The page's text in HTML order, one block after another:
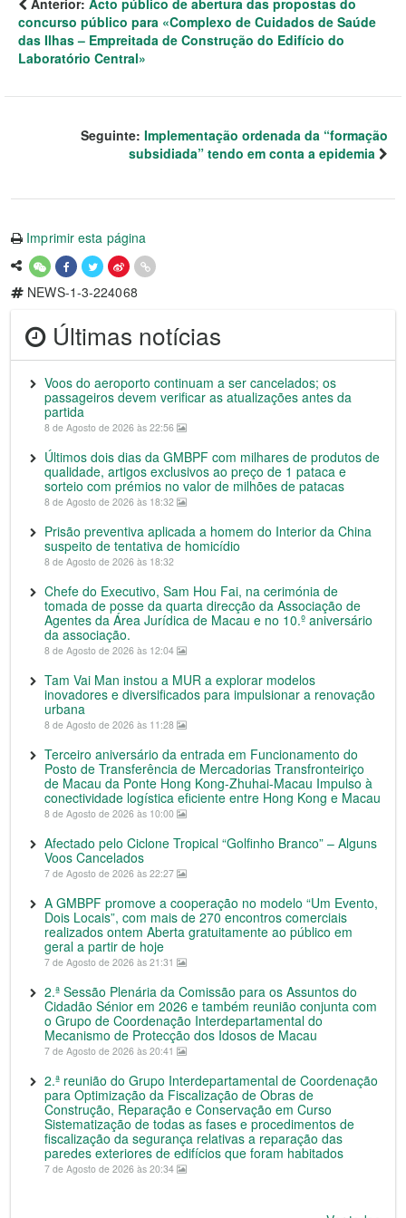
Anterior: Acto público de abertura das propostas do
concurso público para «Complexo de Cuidados de Saúde
das Ilhas – Empreitada de Construção do Edifício do
Laboratório Central»
Seguinte: Implementação ordenada da “formação
subsidiada” tendo em conta a epidemia
Imprimir esta página
NEWS-1-3-224068
Últimas notícias
Voos do aeroporto continuam a ser cancelados; os
passageiros devem verificar as atualizações antes da
partida
8 de Agosto de 2026 às 22:56
Últimos dois dias da GMBPF com milhares de produtos de
qualidade, artigos exclusivos ao preço de 1 pataca e
sorteio com prémios no valor de milhões de patacas
8 de Agosto de 2026 às 18:32
Prisão preventiva aplicada a homem do Interior da China
suspeito de tentativa de homicídio
8 de Agosto de 2026 às 18:32
Chefe do Executivo, Sam Hou Fai, na cerimónia de
tomada de posse da quarta direcção da Associação de
Agentes da Área Jurídica de Macau e no 10.º aniversário
da associação.
8 de Agosto de 2026 às 12:04
Tam Vai Man instou a MUR a explorar modelos
inovadores e diversificados para impulsionar a renovação
urbana
8 de Agosto de 2026 às 11:28
Terceiro aniversário da entrada em Funcionamento do
Posto de Transferência de Mercadorias Transfronteiriço
de Macau da Ponte Hong Kong-Zhuhai-Macau Impulso à
conectividade logística eficiente entre Hong Kong e Macau
8 de Agosto de 2026 às 10:00
Afectado pelo Ciclone Tropical “Golfinho Branco” – Alguns
Voos Cancelados
7 de Agosto de 2026 às 22:27
A GMBPF promove a cooperação no modelo “Um Evento,
Dois Locais”, com mais de 270 encontros comerciais
realizados ontem Aberta gratuitamente ao público em
geral a partir de hoje
7 de Agosto de 2026 às 21:31
2.ª Sessão Plenária da Comissão para os Assuntos do
Cidadão Sénior em 2026 e também reunião conjunta com
o Grupo de Coordenação Interdepartamental do
Mecanismo de Protecção dos Idosos de Macau
7 de Agosto de 2026 às 20:41
2.ª reunião do Grupo Interdepartamental de Coordenação
para Optimização da Fiscalização de Obras de
Construção, Reparação e Conservação em Curso
Sistematização de todas as fases e procedimentos de
fiscalização da segurança relativas a reparação das
paredes exteriores de edifícios que foram habitados
7 de Agosto de 2026 às 20:34